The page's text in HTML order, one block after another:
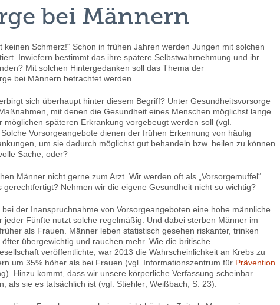
bei Männern
keinen Schmerz!“ Schon in frühen Jahren werden Jungen mit solchen
Inwiefern bestimmt das ihre spätere Selbstwahrnehmung und ihr
Mit solchen Hintergedanken soll das Thema der
bei Männern betrachtet werden.
sich überhaupt hinter diesem Begriff? Unter Gesundheitsvorsorge
mit denen die Gesundheit eines Menschen möglichst lange
möglichen späteren Erkrankung vorgebeugt werden soll (vgl.
Vorsorgeangebote dienen der frühen Erkennung von häufig
um sie dadurch möglichst gut behandeln bzw. heilen zu können.
Sache, oder?
Männer nicht gerne zum Arzt. Wir werden oft als „Vorsorgemuffel“
gerechtfertigt? Nehmen wir die eigene Gesundheit nicht so wichtig?
bei der Inanspruchnahme von Vorsorgeangeboten eine hohe männliche
jeder Fünfte nutzt solche regelmäßig. Und dabei sterben Männer im
als Frauen. Männer leben statistisch gesehen riskanter, trinken
öfter übergewichtig und rauchen mehr. Wie die britische
veröffentlichte, war 2013 die Wahrscheinlichkeit an Krebs zu
um 35% höher als bei Frauen (vgl. Informationszentrum für Prävention
Hinzu kommt, dass wir unsere körperliche Verfassung scheinbar
als sie es tatsächlich ist (vgl. Stiehler; Weißbach, S. 23).